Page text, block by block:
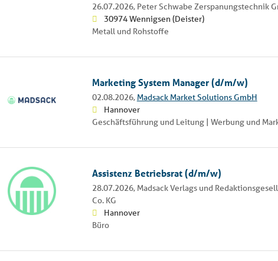
26.07.2026, Peter Schwabe Zerspanungstechnik
30974 Wennigsen (Deister)
Metall und Rohstoffe
Marketing System Manager (d/m/w)
02.08.2026, Madsack Market Solutions GmbH
Hannover
Geschäftsführung und Leitung | Werbung und
Assistenz Betriebsrat (d/m/w)
28.07.2026, Madsack Verlags und
Co. KG
Hannover
Büro